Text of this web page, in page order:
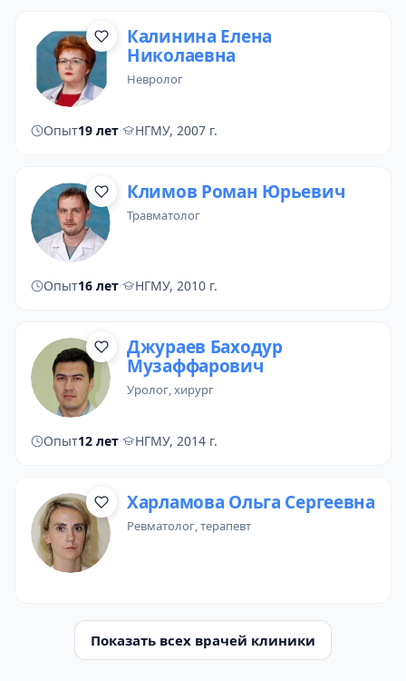
Калинина Елена
Николаевна
невролог
Опыт19 лет· НГМУ, 2007 г.
Климов Роман Юрьевич
травматолог
Опыт16 лет· НГМУ, 2010 г.
Джураев Баходур
Музаффарович
уролог, хирург
Опыт12 лет· НГМУ, 2014 г.
Харламова Ольга Сергеевна
ревматолог, терапевт
Показать всех врачей клиники